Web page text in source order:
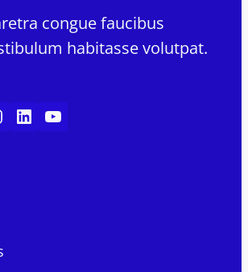
congue faucibus
habitasse volutpat.
LinkedIn YouTube